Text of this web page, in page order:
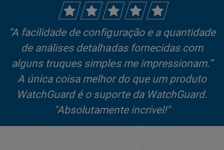
“A facilidade de configuração e a quantidade
de análises detalhadas fornecidas com
alguns truques simples me impressionam.”
A única coisa melhor do que um produto
WatchGuard é o suporte da WatchGuard.
"Absolutamente incrível!"